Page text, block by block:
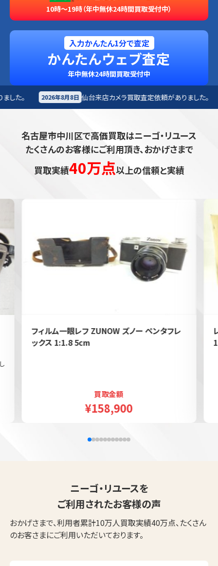
10時～19時（年中無休24時間買取受付中）
入力かんたん1分で査定
かんたんウェブ査定
年中無休24時間買取受付中
日 仙台来店 カメラ買取査定依頼がありました。 2026年8月8日 札幌市
名古屋市中川区で高価買取はニーゴ・リユース
たくさんのお客様にご利用頂き、おかげさまで
買取実績40万点以上の信頼と実績
フィルム一眼レフ ZUNOW ズノー ペンタフレ
ックス 1:1.8 5cm
買取金額
¥158,900
ニーゴ・リユースを
ご利用されたお客様の声
おかげさまで、利用者累計10万人買取実績40万点、たくさん
のお客さまにご利用いただいております。